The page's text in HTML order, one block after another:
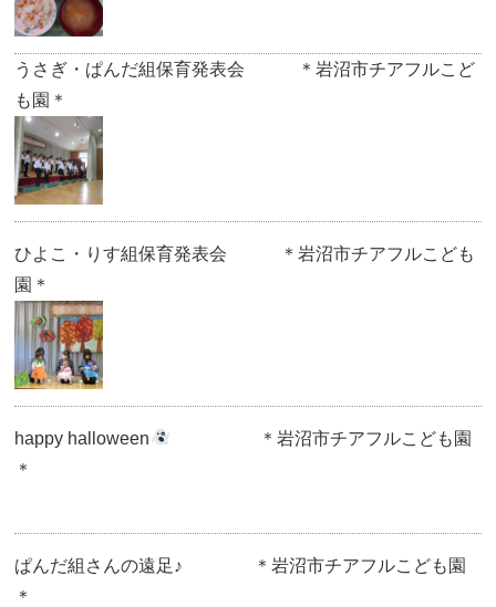
うさぎ・ぱんだ組保育発表会 ＊岩沼市チアフルこど
も園＊
ひよこ・りす組保育発表会 ＊岩沼市チアフルこども
園＊
happy halloween
＊岩沼市チアフルこども園
＊
ぱんだ組さんの遠足♪ ＊岩沼市チアフルこども園
＊